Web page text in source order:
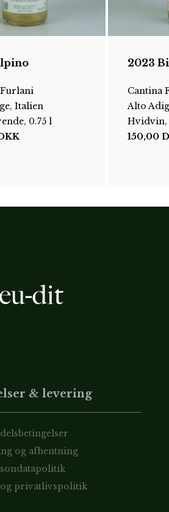
Italien
0.75 l
2023
Cantina
Alto
Hvidvin,
150,00
& levering
og afhentning
privatlivspolitik